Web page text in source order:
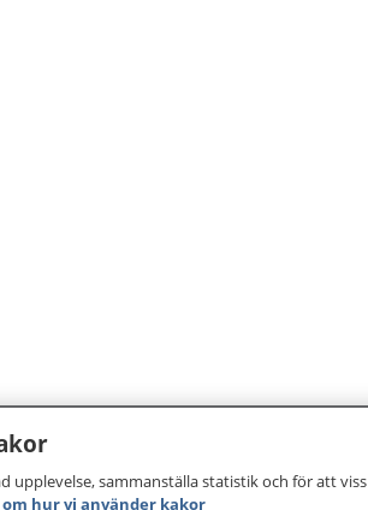
upplevelse, sammanställa statistik och för att
om hur vi använder kakor